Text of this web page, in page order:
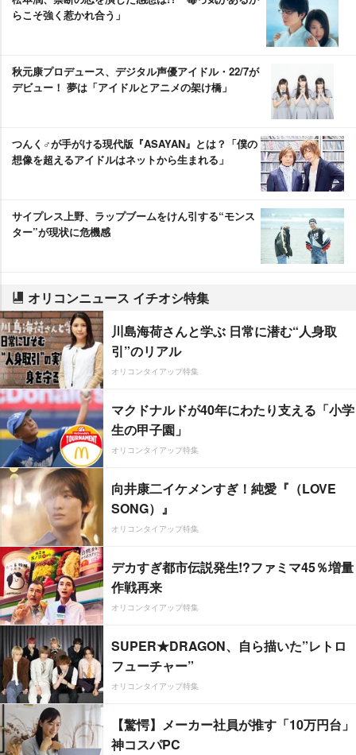
らこそ強く惹かれ合う」
秋元康プロデュース、デジタル声優アイドル・22/7が
デビュー！ 夢は「アイドルとアニメの架け橋」
つんく♂が手がける現代版『ASAYAN』とは？「僕の
想像を超えるアイドルはネットから生まれる」
サイプレス上野、ラップブームをけん引する“モンス
ター”が現状に危機感
オリコンニュース イチオシ特集
川島海荷さんと学ぶ 日常に潜む“人身取
引”のリアル
オリコンタイアップ特集
マクドナルドが40年にわたり支える「小学
生の甲子園」
オリコンタイアップ特集
向井康二イケメンすぎ！純愛『（LOVE
SONG）』
オリコンタイアップ特集
デカすぎ都市伝説発生!?ファミマ45％増量
作戦再来
オリコンタイアップ特集
SUPER★DRAGON、自ら描いた”レトロ
フューチャー”
オリコンタイアップ特集
【驚愕】メーカー社員が推す「10万円台」
神コスパPC